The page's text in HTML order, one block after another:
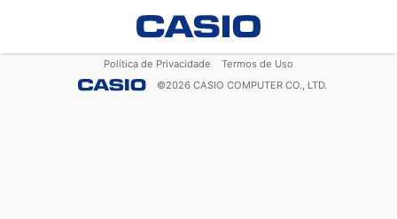
Política de Privacidade
Termos de Uso
©2026 CASIO COMPUTER CO., LTD.